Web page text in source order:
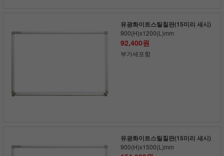
유광화이트스틸칠판(15미리 새시)
900(H)x1200(L)mm
92,400원
부가세포함
유광화이트스틸칠판(15미리 새시)
900(H)x1500(L)mm